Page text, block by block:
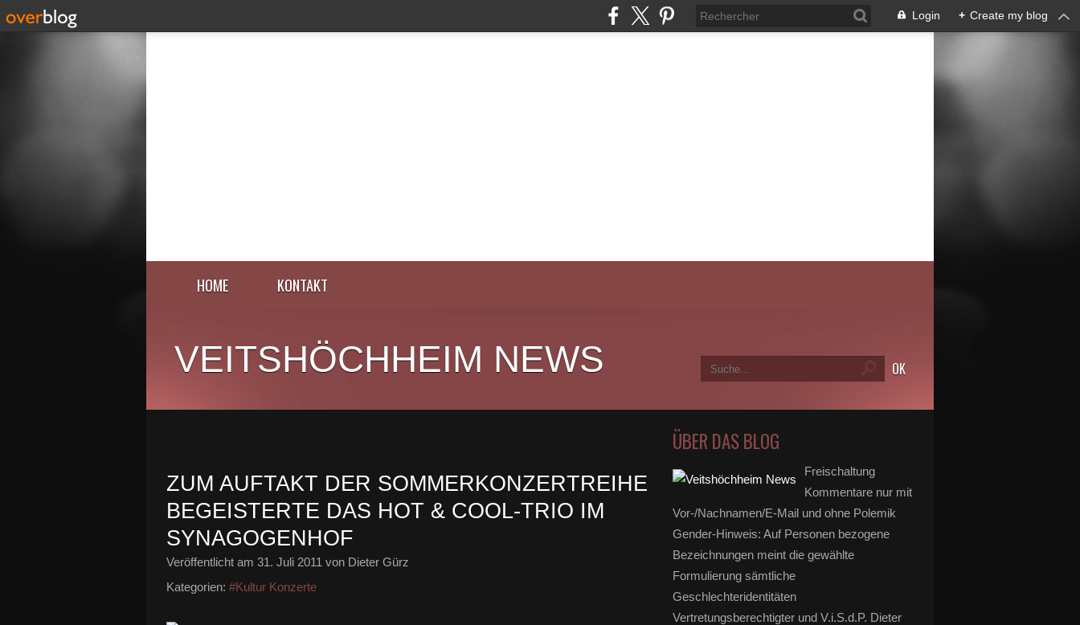
Login + Create my blog
HOME KONTAKT
VEITSHÖCHHEIM NEWS
ZUM AUFTAKT DER SOMMERKONZERTREIHE
BEGEISTERTE DAS HOT & COOL-TRIO IM
SYNAGOGENHOF
Veröffentlicht am 31. Juli 2011 von Dieter Gürz
Kategorien: #Kultur Konzerte
ÜBER DAS BLOG
Freischaltung
Kommentare nur mit
Vor-/Nachnamen/E-Mail und ohne Polemik
Gender-Hinweis: Auf Personen bezogene
Bezeichnungen meint die gewählte
Formulierung sämtliche
Geschlechteridentitäten
Vertretungsberechtigter und V.i.S.d.P. Dieter